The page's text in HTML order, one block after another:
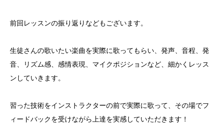
前回レッスンの振り返りなどもございます。
生徒さんの歌いたい楽曲を実際に歌ってもらい、発声、音程、発
音、リズム感、感情表現、マイクポジションなど、細かくレッス
ンしていきます。
習った技術をインストラクターの前で実際に歌って、その場でフ
ィードバックを受けながら上達を実感していただきます！